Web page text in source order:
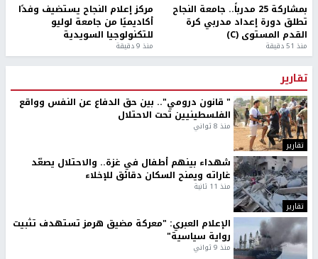
بمشاركة 25 مدرباً.. جامعة النجاح
تطلق دورة إعداد مدربي كرة
القدم المستوى (C)
منذ 51 دقيقة
مركز إعلام النجاح يستضيف وفدًا
أكاديميًا من جامعة لوليو
للتكنولوجيا السويدية
منذ 9 دقيقة
تقارير
تقارير
" قانون درومي".. بين حق الدفاع عن النفس وواقع
الفلسطينيين تحت الاحتلال
منذ 8 ثواني
تقارير
شهداء بينهم أطفال في غزة.. والاحتلال يصعّد
غاراته ويمنح السكان دقائق للإخلاء
منذ 11 ثانية
الإعلام العبري: "معركة مضيق هرمز تستهدف تثبيت
رواية سياسية"
منذ 9 ثواني